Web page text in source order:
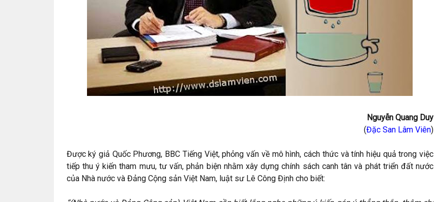
Nguyễn Quang Duy
(Đặc San Lâm Viên)
Được ký giả Quốc Phương, BBC Tiếng Việt, phỏng vấn về mô hình, cách thức và tính hiệu quả trong việc
tiếp thu ý kiến tham mưu, tư vấn, phản biện nhằm xây dựng chính sách canh tân và phát triển đất nước
của Nhà nước và Đảng Cộng sản Việt Nam, luật sư Lê Công Định cho biết: